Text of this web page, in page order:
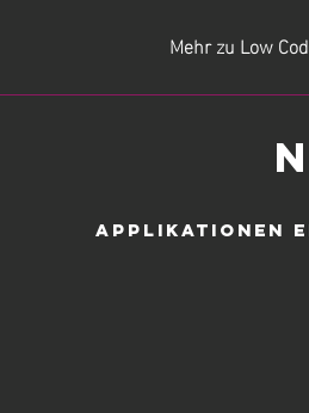
Mehr zu Low
Applikationen